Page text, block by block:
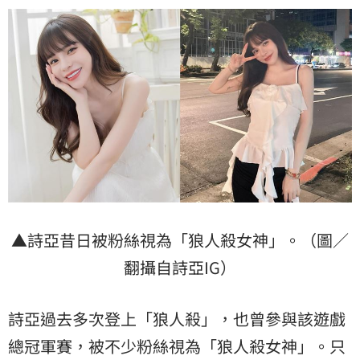
▲詩亞昔日被粉絲視為「狼人殺女神」。（圖／
翻攝自詩亞IG）
詩亞過去多次登上「狼人殺」，也曾參與該遊戲
總冠軍賽，被不少粉絲視為「狼人殺女神」。只